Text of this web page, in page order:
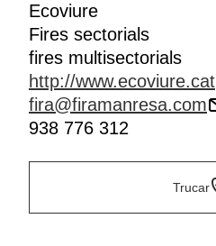
Ecoviure
Fires sectorials
fires multisectorials
http://www.ecoviure.cat
fira@firamanresa.com
938 776 312
Trucar